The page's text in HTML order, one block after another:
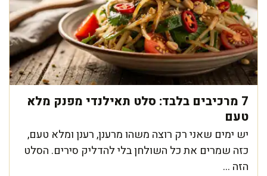
7 מרכיבים בלבד: סלט תאילנדי מפנק מלא
טעם
יש ימים שאני רק רוצה משהו מרענן, רענן ומלא טעם,
כזה שמרים את כל השולחן בלי להדליק סירים. הסלט
הזה ...